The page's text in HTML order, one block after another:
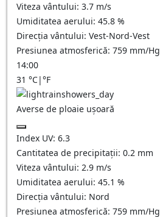
Viteza vântului: 3.7 m/s
Umiditatea aerului: 45.8 %
Direcția vântului: Vest-Nord-Vest
Presiunea atmosferică: 759 mm/Hg
14:00
31 °C|°F
Averse de ploaie ușoară
Index UV: 6.3
Cantitatea de precipitații: 0.2 mm
Viteza vântului: 2.9 m/s
Umiditatea aerului: 45.1 %
Direcția vântului: Nord
Presiunea atmosferică: 759 mm/Hg